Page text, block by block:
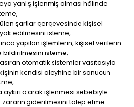
yanlış işlenmiş olması hâlinde
şartlar çerçevesinde kişisel
edilmesini isteme,
yapılan işlemlerin, kişisel verilerin
bildirilmesini isteme,
otomatik sistemler vasıtasıyla
kendisi aleyhine bir sonucun
olarak işlenmesi sebebiyle
giderilmesini talep etme.